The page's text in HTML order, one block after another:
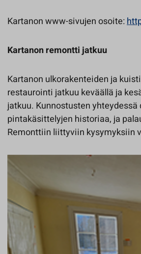
Kartanon www-sivujen osoite:
Kartanon remontti jatkuu
Kartanon ulkorakenteiden ja
restaurointi jatkuu keväällä ja
jatkuu. Kunnostusten
pintakäsittelyjen historiaa, ja
Remonttiin liittyviin kysymyksiin